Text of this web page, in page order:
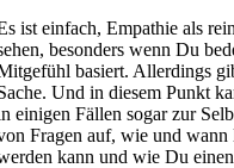
ist einfach, Empathie als
besonders wenn Du
basiert. Allerdings
Und in diesem Punkt
einigen Fällen sogar zur
Fragen auf, wie und
kann und wie Du